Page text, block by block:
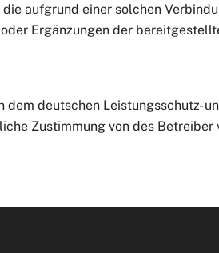
aufgrund einer solchen
Ergänzungen der
dem deutschen Leistungsschutz-
Zustimmung von des Betreiber